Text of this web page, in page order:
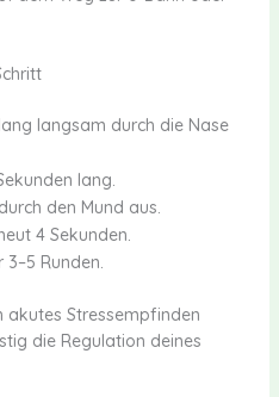
langsam durch die Nase
lang.
den Mund aus.
4 Sekunden.
Runden.
akutes Stressempfinden
die Regulation deines